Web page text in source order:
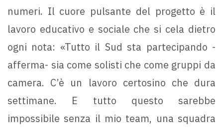
numeri. Il cuore pulsante del progetto è il
lavoro educativo e sociale che si cela dietro
ogni nota: «Tutto il Sud sta partecipando -
afferma- sia come solisti che come gruppi da
camera. C’è un lavoro certosino che dura
settimane. E tutto questo sarebbe
impossibile senza il mio team, una squadra